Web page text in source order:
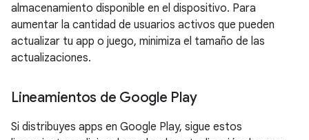
almacenamiento disponible en el dispositivo. Para
aumentar la cantidad de usuarios activos que pueden
actualizar tu app o juego, minimiza el tamaño de las
actualizaciones.
Lineamientos de Google Play
Si distribuyes apps en Google Play, sigue estos